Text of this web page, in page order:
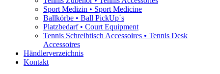
Sport Medizin • Sport Medicine
Ballkörbe • Ball PickUp´s
Platzbedarf • Court Equipment
Tennis Schreibtisch Accessoires • Tennis Desk
Accessoires
Händlerverzeichnis
Kontakt